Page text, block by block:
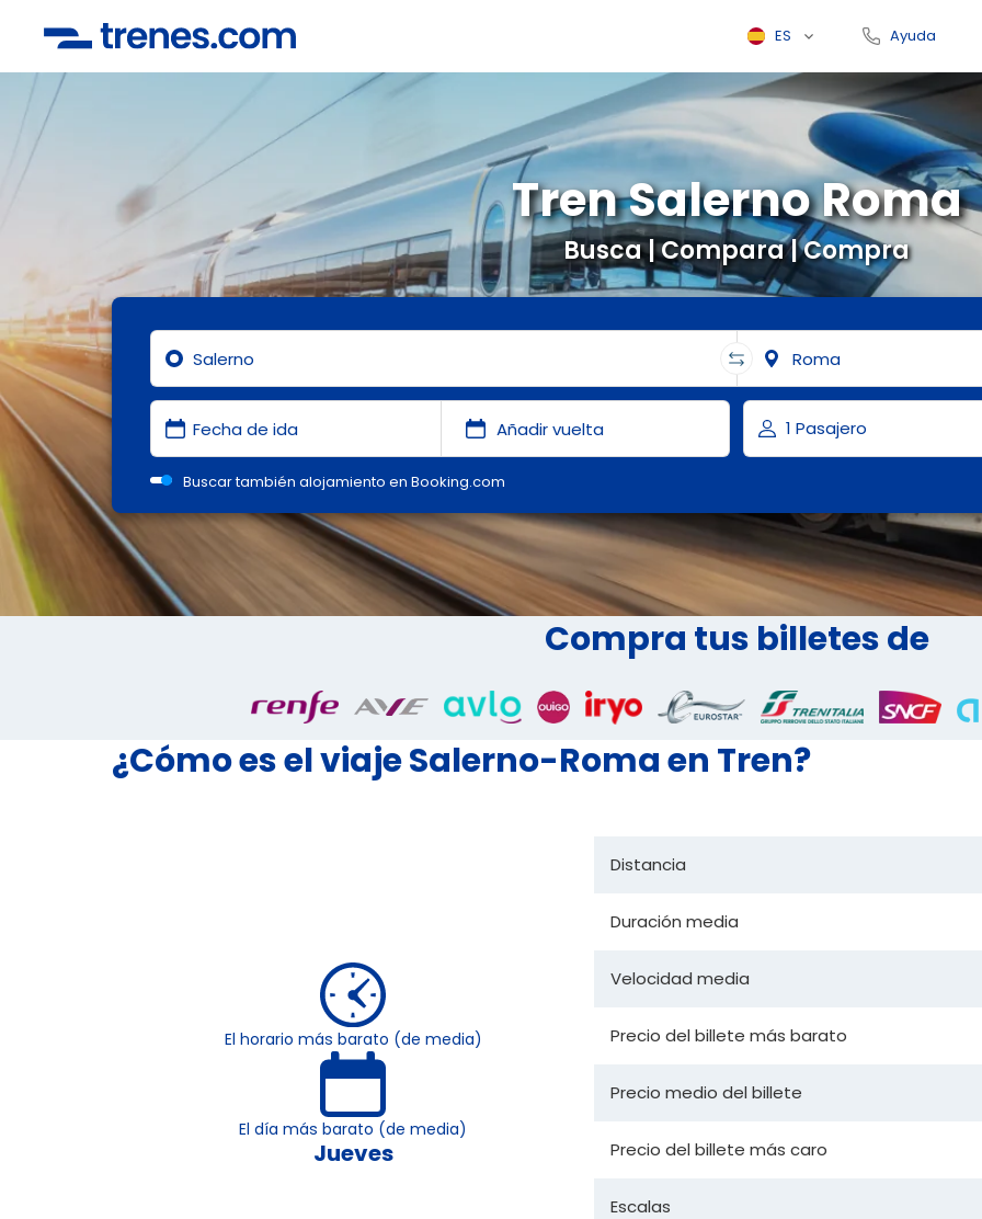
ES Ayuda
Busca | Compara | Compra
Tren Salerno Roma
Buscar también alojamiento en Booking.com
Compra tus billetes de
¿Cómo es el viaje Salerno-Roma en Tren?
El horario más barato (de media)
El día más barato (de media)
Jueves
Distancia
Duración media
Velocidad media
Precio del billete más barato
Precio medio del billete
Precio del billete más caro
Escalas